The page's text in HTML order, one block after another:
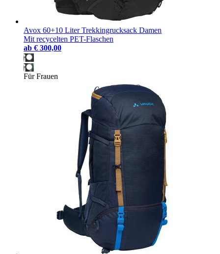
Avox 60+10 Liter Trekkingrucksack Damen
Mit recycelten PET-Flaschen
ab € 300,00
Für Frauen